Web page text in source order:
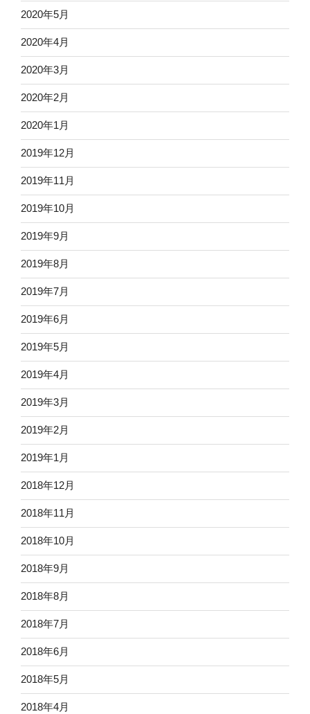
2020年5月
2020年4月
2020年3月
2020年2月
2020年1月
2019年12月
2019年11月
2019年10月
2019年9月
2019年8月
2019年7月
2019年6月
2019年5月
2019年4月
2019年3月
2019年2月
2019年1月
2018年12月
2018年11月
2018年10月
2018年9月
2018年8月
2018年7月
2018年6月
2018年5月
2018年4月